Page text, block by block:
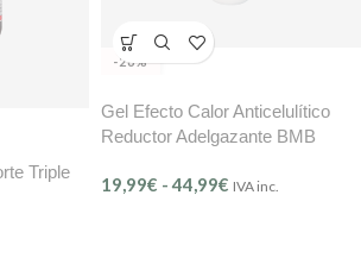
Triple
-26%
Gel Efecto Calor Anticelulítico
Reductor Adelgazante BMB
19,99€ - 44,99€ IVA inc.